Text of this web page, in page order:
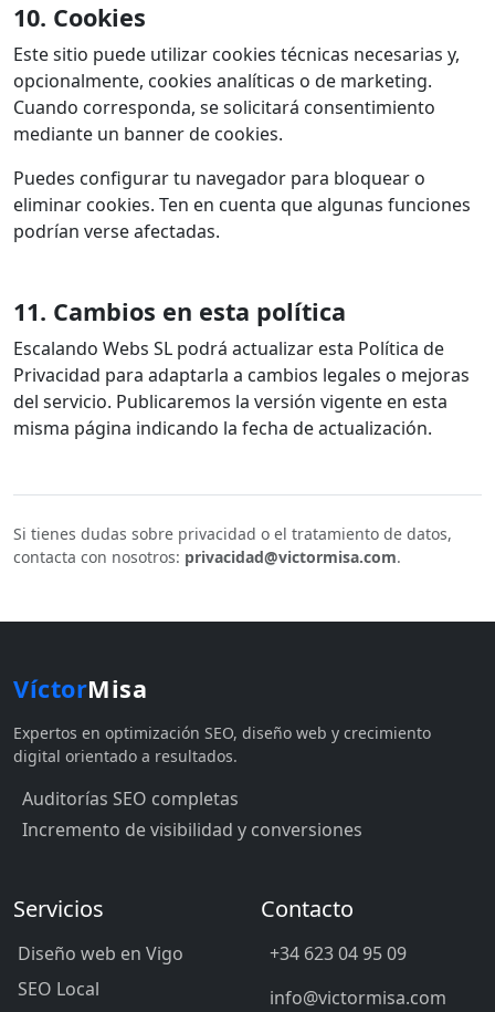
10. Cookies
Este sitio puede utilizar cookies técnicas necesarias y,
opcionalmente, cookies analíticas o de marketing.
Cuando corresponda, se solicitará consentimiento
mediante un banner de cookies.
Puedes configurar tu navegador para bloquear o
eliminar cookies. Ten en cuenta que algunas funciones
podrían verse afectadas.
11. Cambios en esta política
Escalando Webs SL podrá actualizar esta Política de
Privacidad para adaptarla a cambios legales o mejoras
del servicio. Publicaremos la versión vigente en esta
misma página indicando la fecha de actualización.
Si tienes dudas sobre privacidad o el tratamiento de datos,
contacta con nosotros: privacidad@victormisa.com.
VíctorMisa
Expertos en optimización SEO, diseño web y crecimiento
digital orientado a resultados.
Auditorías SEO completas
Incremento de visibilidad y conversiones
Servicios
Diseño web en Vigo
SEO Local
Contacto
+34 623 04 95 09
info@victormisa.com